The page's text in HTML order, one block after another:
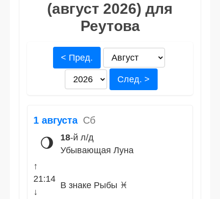
(август 2026) для
Реутова
< Пред.
След. >
1 августа Сб
🌖 18-й л/д
Убывающая Луна
↑
21:14
↓
В знаке Рыбы ♓